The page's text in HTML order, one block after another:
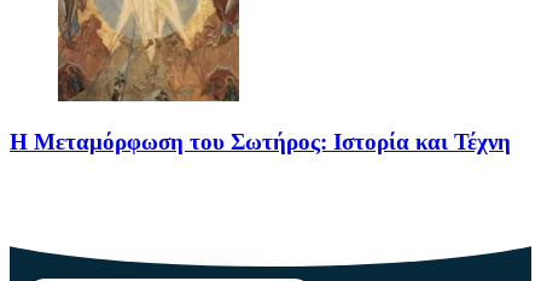
Η Μεταμόρφωση του Σωτήρος: Ιστορία και Τέχνη